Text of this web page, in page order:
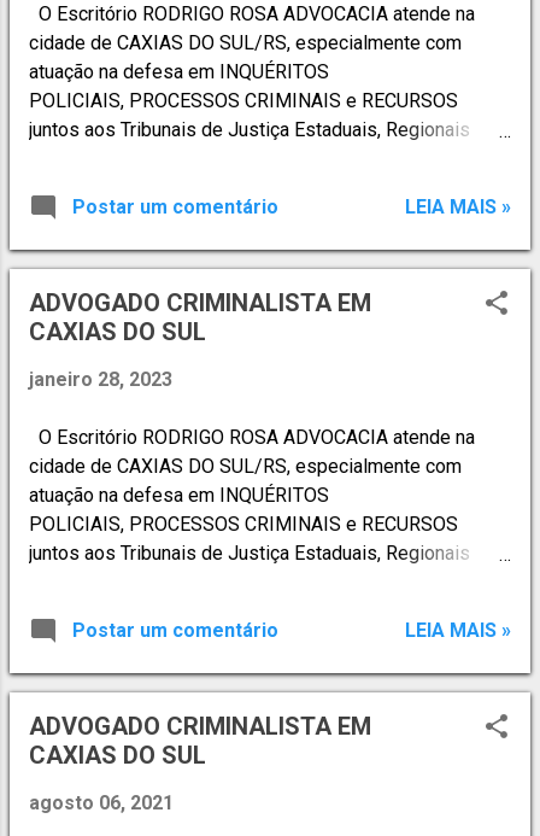
O Escritório RODRIGO ROSA ADVOCACIA atende na
cidade de CAXIAS DO SUL/RS, especialmente com
atuação na defesa em INQUÉRITOS
POLICIAIS, PROCESSOS CRIMINAIS e RECURSOS
juntos aos Tribunais de Justiça Estaduais, Regionais
através de plantão criminal 24h. ATUAÇÃO
PROFISSIONAL - DIREITO PENAL: · Ações Penais
Originárias · Acompanhamento em CPI
· Acompanhamento de Recursos perante Tribunais de
Segundo Grau e Tribunais Superiores · Atuação
escritórios · Crimes Ambientais · Crimes
Postar um comentário LEIA MAIS »
ADVOGADO CRIMINALISTA EM
CAXIAS DO SUL
janeiro 28, 2023
O Escritório RODRIGO ROSA ADVOCACIA atende na
cidade de CAXIAS DO SUL/RS, especialmente com
atuação na defesa em INQUÉRITOS
POLICIAIS, PROCESSOS CRIMINAIS e RECURSOS
juntos aos Tribunais de Justiça Estaduais, Regionais
através de plantão criminal 24h. ATUAÇÃO
PROFISSIONAL - DIREITO PENAL: · Ações Penais
Originárias · Acompanhamento em CPI
· Acompanhamento de Recursos perante Tribunais de
Segundo Grau e Tribunais Superiores · Atuação
escritórios · Crimes Ambientais · Crimes
Postar um comentário LEIA MAIS »
ADVOGADO CRIMINALISTA EM
CAXIAS DO SUL
agosto 06, 2021